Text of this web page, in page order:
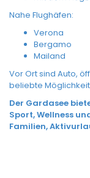
Nahe Flughäfen:
Verona
Bergamo
Mailand
Vor Ort sind Auto,
beliebte
Der Gardasee
Sport, Wellness
Familien,